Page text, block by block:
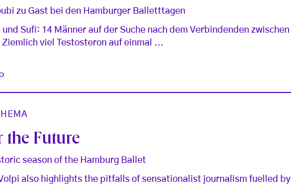
zu Gast bei den Hamburger Balletttagen
Sufi: 14 Männer auf der Suche nach dem Verbindenden zwischen
viel Testosteron auf einmal ...
the Future
season of the Hamburg Ballet
also highlights the pitfalls of sensationalist journalism fuelled by